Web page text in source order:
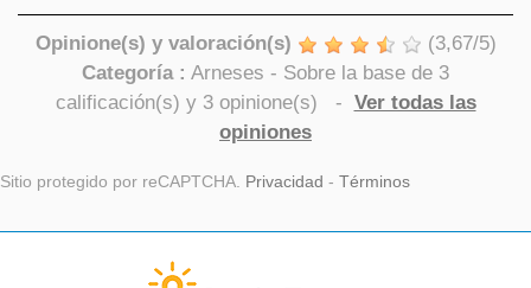
Opinione(s) y valoración(s) (3,67/5)
Categoría : Arneses - Sobre la base de 3
calificación(s) y 3opinione(s) - Ver todas las
opiniones
Sitio protegido por reCAPTCHA. Privacidad - Términos